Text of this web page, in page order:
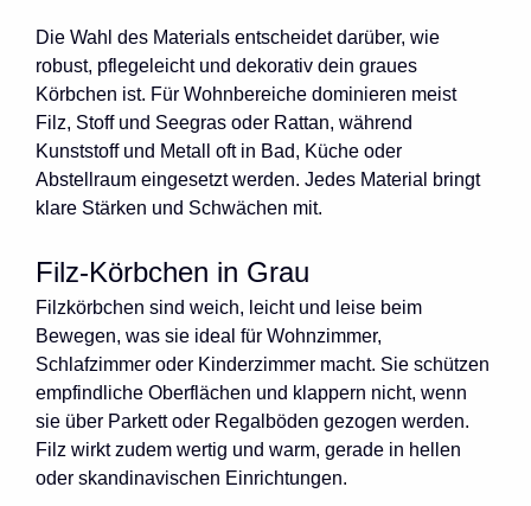
Die Wahl des Materials entscheidet darüber, wie
robust, pflegeleicht und dekorativ dein graues
Körbchen ist. Für Wohnbereiche dominieren meist
Filz, Stoff und Seegras oder Rattan, während
Kunststoff und Metall oft in Bad, Küche oder
Abstellraum eingesetzt werden. Jedes Material bringt
klare Stärken und Schwächen mit.
Filz-Körbchen in Grau
Filzkörbchen sind weich, leicht und leise beim
Bewegen, was sie ideal für Wohnzimmer,
Schlafzimmer oder Kinderzimmer macht. Sie schützen
empfindliche Oberflächen und klappern nicht, wenn
sie über Parkett oder Regalböden gezogen werden.
Filz wirkt zudem wertig und warm, gerade in hellen
oder skandinavischen Einrichtungen.